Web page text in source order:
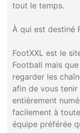
tout le temps.
À qui est destiné
FootXXL est le
Football mais
regarder les
afin de vous tenir
entièrement
facilement à
équipe préférée